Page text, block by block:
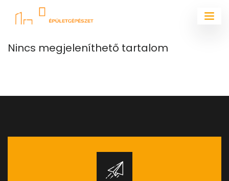
Nincs megjeleníthető tartalom